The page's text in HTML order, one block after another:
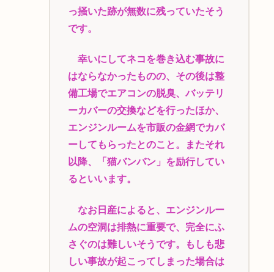
っ掻いた跡が無数に残っていたそう
です。
幸いにしてネコを巻き込む事故に
はならなかったものの、その後は整
備工場でエアコンの脱臭、バッテリ
ーカバーの交換などを行ったほか、
エンジンルームを市販の金網でカバ
ーしてもらったとのこと。またそれ
以降、「猫バンバン」を励行してい
るといいます。
なお日産によると、エンジンルー
ムの空洞は排熱に重要で、完全にふ
さぐのは難しいそうです。もしも悲
しい事故が起こってしまった場合は